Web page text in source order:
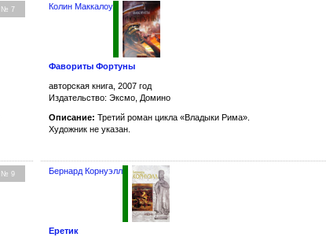
№ 7 Колин Маккалоу
Фавориты Фортуны
авторская книга, 2007 год
Издательство: Эксмо, Домино
Описание: Третий роман цикла «Владыки Рима».
Художник не указан.
№ 9 Бернард Корнуэлл
Еретик